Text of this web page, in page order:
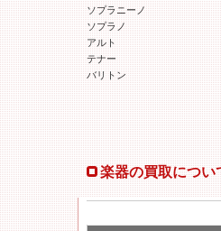
ソプラニーノ
ソプラノ
アルト
テナー
バリトン
楽器の買取につい